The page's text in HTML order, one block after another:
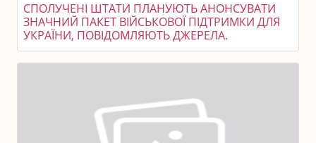
СПОЛУЧЕНІ ШТАТИ ПЛАНУЮТЬ АНОНСУВАТИ
ЗНАЧНИЙ ПАКЕТ ВІЙСЬКОВОЇ ПІДТРИМКИ ДЛЯ
УКРАЇНИ, ПОВІДОМЛЯЮТЬ ДЖЕРЕЛА.